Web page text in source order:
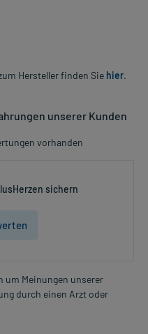
Hersteller finden Sie hier.
unserer Kunden
vorhanden
sichern
um Meinungen unserer
durch einen Arzt oder